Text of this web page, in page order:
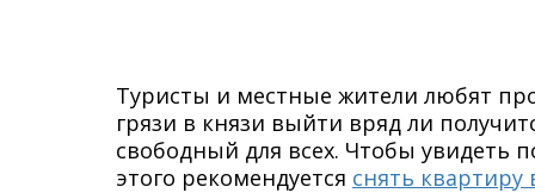
Туристы и местные жители любят
грязи в князи выйти вряд ли
свободный для всех. Чтобы увидеть
этого рекомендуется снять квартиру